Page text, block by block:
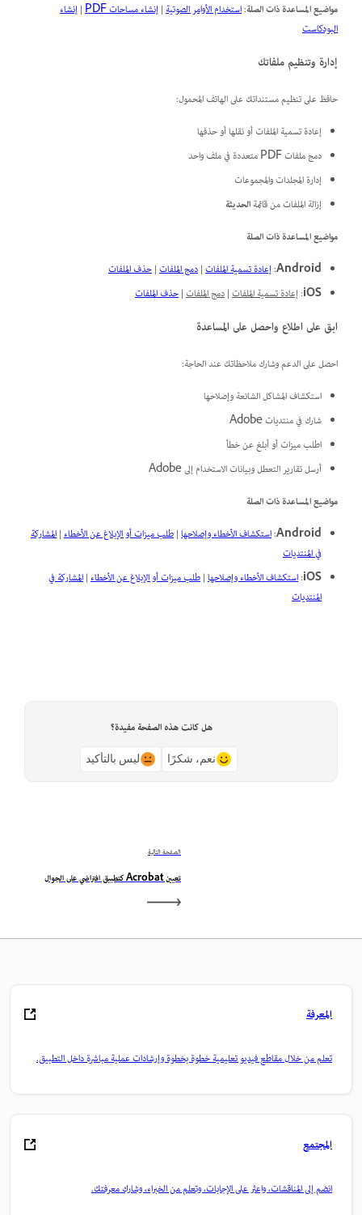
مواضيع المساعدة ذات الصلة:استخدام الأوامر الصوتية|إنشاء مساحات PDF |إنشاء
البودكاست
إدارة وتنظيم ملفاتك
حافظ على تنظيم مستنداتك على الهاتف المحمول:
إعادة تسمية الملفات أو نقلها أو حذفها
دمج ملفات PDF متعددة في ملف واحد
إدارة المجلدات والمجموعات
إزالة الملفات من قائمةالحديثة
مواضيع المساعدة ذات الصلة
Android
:إعادة تسمية الملفات|دمج الملفات|حذف الملفات
iOS
:إعادة تسمية الملفات|دمج الملفات|حذف الملفات
ابق على اطلاع واحصل على المساعدة
احصل على الدعم وشارك ملاحظاتك عند الحاجة:
استكشاف المشاكل الشائعة وإصلاحها
شارك في منتديات Adobe
اطلب ميزات أو أبلغ عن خطأ
أرسل تقارير التعطل وبيانات الاستخدام إلى Adobe
مواضيع المساعدة ذات الصلة
Android
:استكشاف الأخطاء وإصلاحها|طلب ميزات أو الإبلاغ عن الأخطاء|المشاركة
في المنتديات
iOS
:استكشاف الأخطاء وإصلاحها|طلب ميزات أو الإبلاغ عن الأخطاء|المشاركة في
المنتديات
هل كانت هذه الصفحة مفيدة؟
نعم، شكرًا ليس بالتأكيد
الصفحة التالية
تعيين Acrobat كتطبيق افتراضي على الجوال
المعرفة
تعلم من خلال مقاطع فيديو تعليمية خطوة بخطوة وإرشادات عملية مباشرة داخل التطبيق.
المجتمع
انضم إلى المناقشات، واعثر على الإجابات، وتعلم من الخبراء، وشارك معرفتك.